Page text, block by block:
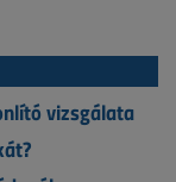
vizsgálata